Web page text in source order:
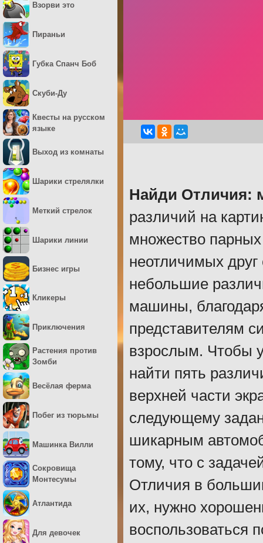
Найди Отличия:
различий на
множество
неотличимых
небольшие
машины,
представителям
взрослым. Чтобы
найти пять
верхней части
следующему
шикарным
тому, что с
Отличия в
их, нужно
воспользоваться
Взорви это
Пираньи
Губка Спанч Боб
Скуби-Ду
Квесты на русском
языке
Выход из комнаты
Шарики стрелялки
Меткий стрелок
Шарики линии
Бизнес игры
Кликеры
Приключения
Растения против
Зомби
Весёлая ферма
Побег из тюрьмы
Машинка Вилли
Сокровища
Монтесумы
Атлантида
Для девочек